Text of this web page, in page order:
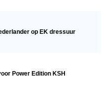
op EK dressuur
Power Edition KSH